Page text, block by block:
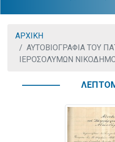
ΑΡΧΙΚΗ
ΑΥΤΟΒΙΟΓΡΑΦΙΑ ΤΟΥ
ΙΕΡΟΣΟΛΥΜΩΝ